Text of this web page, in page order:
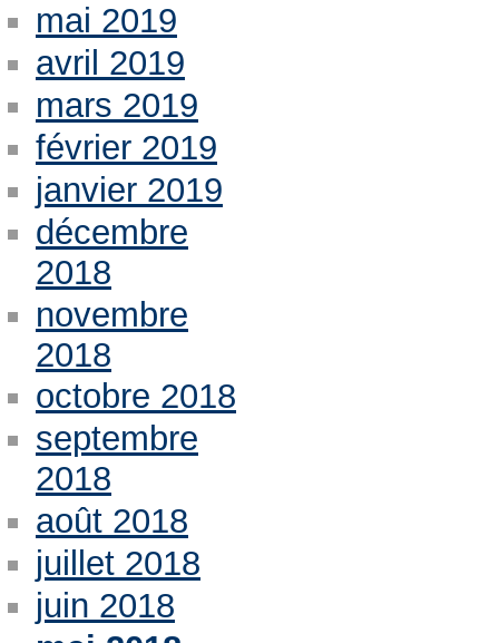
mai 2019
avril 2019
mars 2019
février 2019
janvier 2019
décembre
2018
novembre
2018
octobre 2018
septembre
2018
août 2018
juillet 2018
juin 2018